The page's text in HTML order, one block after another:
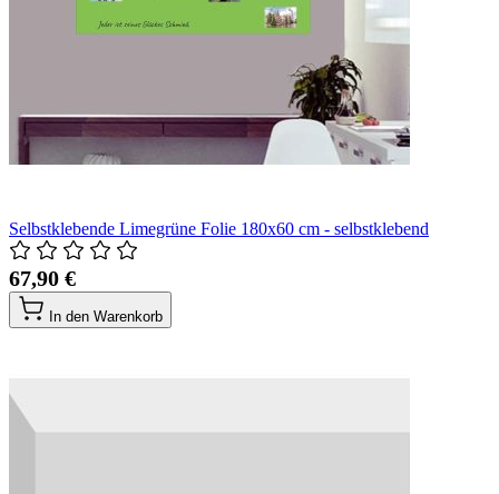
Selbstklebende Limegrüne Folie 180x60 cm - selbstklebend
67,90 €
In den Warenkorb